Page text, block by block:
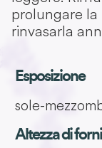
prolungare la
rinvasarla
Esposizione
sole-
Altezza di